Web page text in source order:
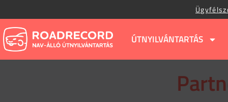
ÚTNYILVÁNTARTÁS